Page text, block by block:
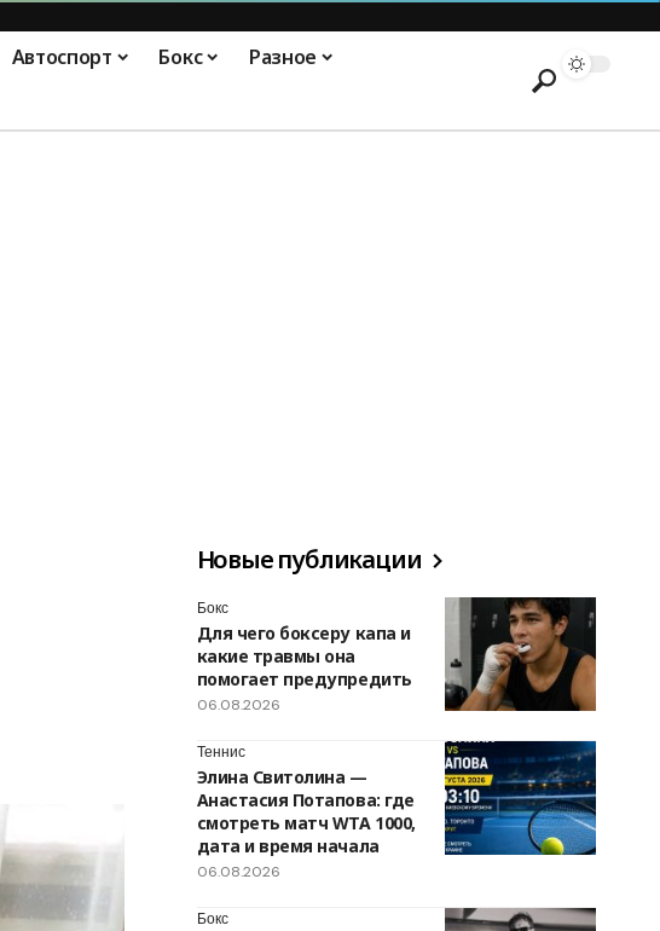
Автоспорт Бокс Разное
Новые публикации
Бокс
Для чего боксеру капа и
какие травмы она
помогает предупредить
06.08.2026
Теннис
Элина Свитолина —
Анастасия Потапова: где
смотреть матч WTA 1000,
дата и время начала
06.08.2026
Бокс